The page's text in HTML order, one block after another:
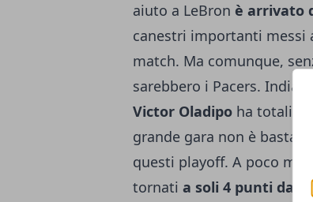
aiuto a LeBron è arrivato
canestri importanti messi
match. Ma comunque,
sarebbero i Pacers.
Victor Oladipo ha
grande gara non è
questi playoff. A poco
tornati a soli 4 punti dai